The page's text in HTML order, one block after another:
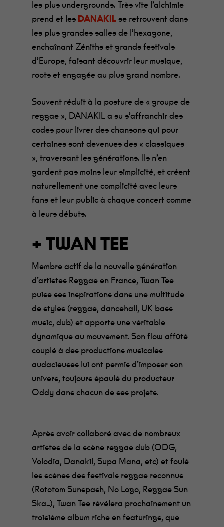
les plus undergrounds. Très vite l’alchimie
prend et les DANAKIL se retrouvent dans
les plus grandes salles de l’hexagone,
enchaînant Zéniths et grands festivals
d’Europe, faisant découvrir leur musique,
roots et engagée au plus grand nombre.
Souvent réduit à la posture de « groupe de
reggae », DANAKIL a su s’affranchir des
codes pour livrer des chansons qui pour
certaines sont devenues des « classiques
», traversant les générations. Ils n’en
gardent pas moins leur simplicité, et créent
naturellement une complicité avec leurs
fans et leur public à chaque concert comme
à leurs débuts.
+ TWAN TEE
Membre actif de la nouvelle génération
d’artistes Reggae en France, Twan Tee
puise ses inspirations dans une multitude
de styles (reggae, dancehall, UK bass
music, dub) et apporte une véritable
dynamique au mouvement. Son flow affûté
couplé à des productions musicales
audacieuses lui ont permis d’imposer son
univers, toujours épaulé du producteur
Oddy dans chacun de ses projets.
Après avoir collaboré avec de nombreux
artistes de la scène reggae dub (ODG,
Volodia, Danakil, Supa Mana, etc) et foulé
les scènes des festivals reggae reconnus
(Rototom Sunspash, No Logo, Reggae Sun
Ska…), Twan Tee révélera prochainement un
troisième album riche en featurings, que